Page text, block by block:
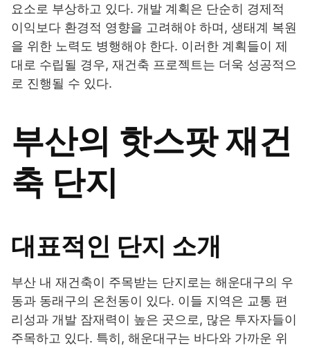
요소로 부상하고 있다. 개발 계획은 단순히 경제적
이익보다 환경적 영향을 고려해야 하며, 생태계 복원
을 위한 노력도 병행해야 한다. 이러한 계획들이 제
대로 수립될 경우, 재건축 프로젝트는 더욱 성공적으
로 진행될 수 있다.
부산의 핫스팟 재건
축 단지
대표적인 단지 소개
부산 내 재건축이 주목받는 단지로는 해운대구의 우
동과 동래구의 온천동이 있다. 이들 지역은 교통 편
리성과 개발 잠재력이 높은 곳으로, 많은 투자자들이
주목하고 있다. 특히, 해운대구는 바다와 가까운 위